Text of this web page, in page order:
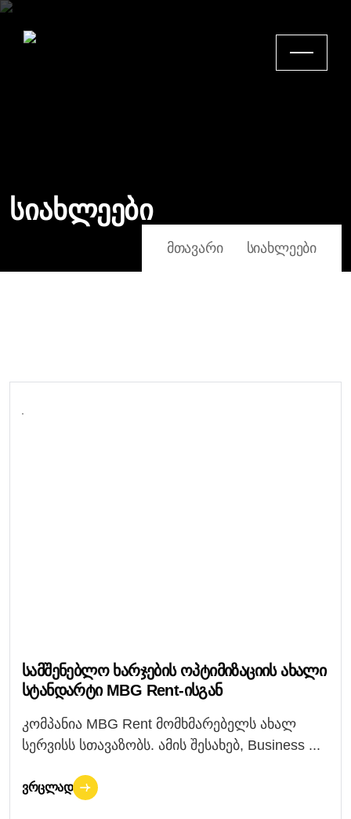
სიახლეები
ᲛᲗᲐᲕᲐᲠᲘ ᲡᲘᲐᲮᲚᲔᲔᲑᲘ
Სამშენებლო Ხარჯების Ოპტიმიზაციის Ახალი
Სტანდარტი MBG Rent-Ისგან
კომპანია MBG Rent მომხმარებელს ახალ
სერვისს სთავაზობს. ამის შესახებ, Business ...
ᲕᲠᲪᲚᲐᲓ